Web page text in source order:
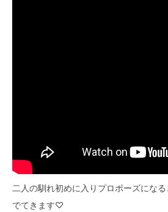
二人の馴れ初めに入りプロポーズにな
でてきます♡